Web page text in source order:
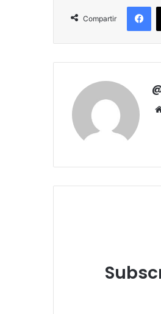
Compartir